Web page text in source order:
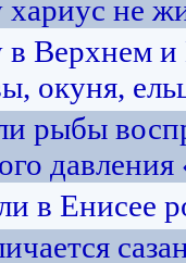
не
в Верхнем
окуня,
рыбы
в Енисее